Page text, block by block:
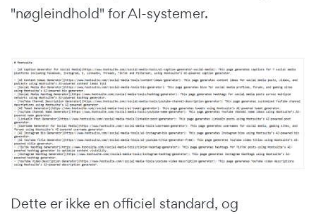
"nøgleindhold" for AI-systemer.
Dette er ikke en officiel standard, og